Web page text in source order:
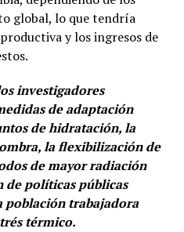
global, lo que tendría
y los ingresos de
investigadores
de adaptación
de hidratación, la
la flexibilización de
de mayor radiación
políticas públicas
población trabajadora
térmico.